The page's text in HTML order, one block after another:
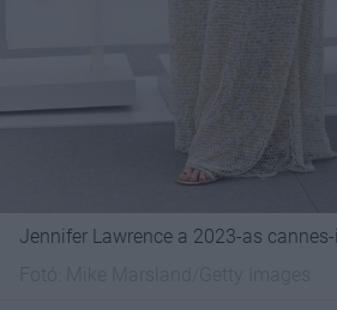
Jennifer Lawrence a 2023-as